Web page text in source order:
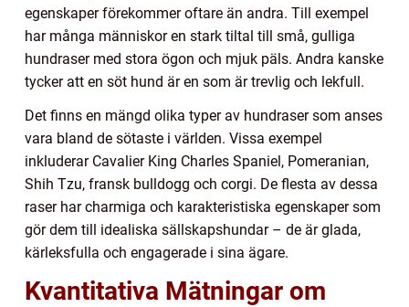
egenskaper förekommer oftare än andra. Till exempel
har många människor en stark tiltal till små, gulliga
hundraser med stora ögon och mjuk päls. Andra kanske
tycker att en söt hund är en som är trevlig och lekfull.
Det finns en mängd olika typer av hundraser som anses
vara bland de sötaste i världen. Vissa exempel
inkluderar Cavalier King Charles Spaniel, Pomeranian,
Shih Tzu, fransk bulldogg och corgi. De flesta av dessa
raser har charmiga och karakteristiska egenskaper som
gör dem till idealiska sällskapshundar – de är glada,
kärleksfulla och engagerade i sina ägare.
Kvantitativa Mätningar om